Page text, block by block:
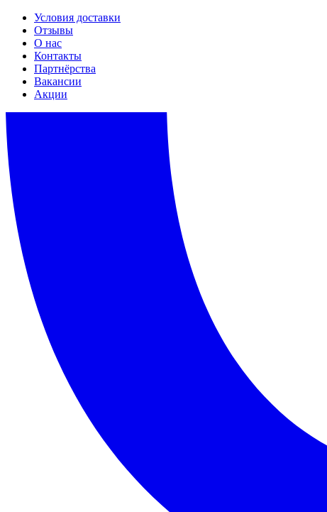
Условия доставки
Отзывы
О нас
Контакты
Партнёрства
Вакансии
Акции